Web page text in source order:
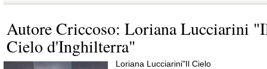
Autore Criccoso: Loriana Lucciarini
Cielo d'Inghilterra"
Loriana Lucciarini"Il Cielo